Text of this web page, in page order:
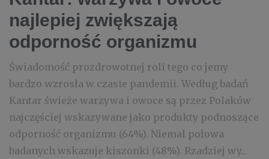
najlepiej zwiększają
odporność organizmu
Świadomość prozdrowotnej roli tego co jemy
bardzo wzrosła w czasie pandemii. Według badań
Kantar świeże warzywa i owoce są przez Polaków
najczęściej wskazywane jako produkty podnoszące
odporność organizmu (64%). Niemal połowa
badanych wskazuje kiszonki (48%). Rzadziej wy...